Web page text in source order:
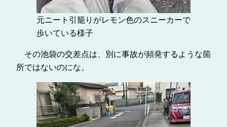
元ニート引籠りがレモン色のスニーカーで
歩いている様子
その池袋の交差点は、別に事故が頻発するような箇
所ではないのにな。